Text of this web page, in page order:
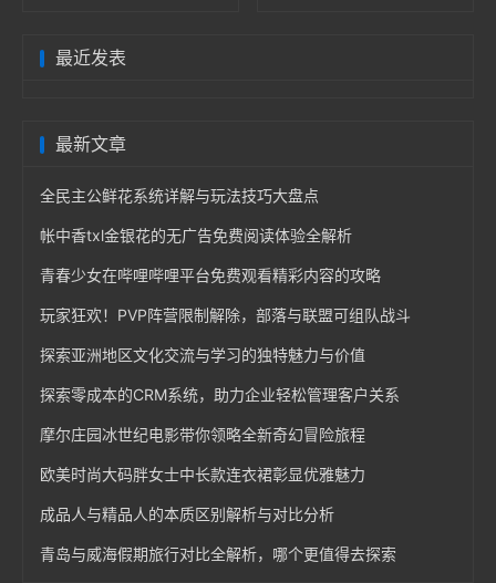
最近发表
最新文章
全民主公鲜花系统详解与玩法技巧大盘点
帐中香txl金银花的无广告免费阅读体验全解析
青春少女在哔哩哔哩平台免费观看精彩内容的攻略
玩家狂欢！PVP阵营限制解除，部落与联盟可组队战斗
探索亚洲地区文化交流与学习的独特魅力与价值
探索零成本的CRM系统，助力企业轻松管理客户关系
摩尔庄园冰世纪电影带你领略全新奇幻冒险旅程
欧美时尚大码胖女士中长款连衣裙彰显优雅魅力
成品人与精品人的本质区别解析与对比分析
青岛与威海假期旅行对比全解析，哪个更值得去探索